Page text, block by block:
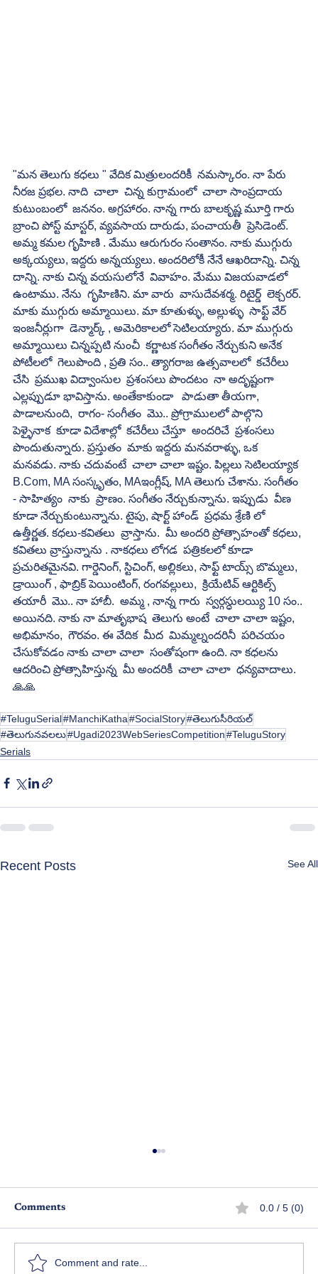
"మన తెలుగు కధలు " వేదిక మిత్రులందరికీ  నమస్కారం. నా పేరు
నీరజ ప్రభల. నాది  చాలా  చిన్న కుగ్రామంలో  చాలా సాంప్రదాయ
కుటుంబంలో  జననం. అగ్రహారం. నాన్న గారు బాలకృష్ణ మూర్తి గారు
బ్రాంచి పోస్ట్ మాస్టర్, వ్యవసాయ దారుడు, పంచాయతీ  ప్రెసిడెంట్.
అమ్మ కమల గృహిణి . మేము ఆరుగురం సంతానం. నాకు ముగ్గురు
అక్కయ్యలు, ఇద్దరు అన్నయ్యలు. అందరిలోకీ నేనే ఆఖరిదాన్ని. చిన్న
దాన్ని. నాకు చిన్న వయసులోనే  వివాహం. మేము విజయవాడలో
ఉంటాము. నేను  గృహిణిని. మా వారు  వాసుదేవశర్మ. రిటైర్డ్  లెక్చరర్.
మాకు ముగ్గురు అమ్మాయిలు. మా కూతుళ్ళు, అల్లుళ్ళు  సాఫ్ట్ వేర్
ఇంజనీర్లుగా  డెన్మార్క్ , అమెరికాలలో సెటిలయ్యారు. మా ముగ్గురు
అమ్మాయిలు చిన్నప్పటి నుంచీ  కర్ణాటక సంగీతం నేర్చుకుని అనేక
పోటీలలో  గెలుపొంది , ప్రతి సం.. త్యాగరాజ ఉత్సవాలలో  కచేరీలు
చేసి  ప్రముఖ విద్వాంసుల  ప్రశంసలు పొందటం  నా అదృష్టంగా
ఎల్లప్పుడూ భావిస్తాను. అంతేకాకుండా   పాడుతా తీయగా,
పాడాలనుంది,  రాగం- సంగీతం  మొ.. ప్రోగ్రాములలో పాల్గొని
పెళ్ళైనాక  కూడా విదేశాల్లో  కచేరీలు చేస్తూ  అందరిచే  ప్రశంసలు
పొందుతున్నారు. ప్రస్తుతం  మాకు ఇద్దరు మనవరాళ్ళు, ఒక
మనవడు. నాకు చదువంటే  చాలా చాలా ఇష్టం. పిల్లలు సెటిలయ్యాక
B.Com, MA సంస్కృతం, MAఇంగ్లీష్, MA తెలుగు చేశాను. సంగీతం
- సాహిత్యం  నాకు  ప్రాణం. సంగీతం నేర్చుకున్నాను. ఇప్పుడు  వీణ
కూడా నేర్చుకుంటున్నాను. టైపు, షార్ట్ హాండ్  ప్రధమ శ్రేణి లో
ఉత్తీర్ణత. కధలు-కవితలు  వ్రాస్తాను.  మీ అందరి ప్రోత్సాహంతో కధలు,
కవితలు వ్రాస్తున్నాను . నాకధలు లోగడ  పత్రికలలో కూడా
ప్రచురితమైనవి. గార్డెనింగ్, స్టిచింగ్, అల్లికలు, సాఫ్ట్ టాయ్స్ బొమ్మలు,
డ్రాయింగ్ , ఫాబ్రిక్ పెయింటింగ్, రంగవల్లులు,  క్రియేటివ్ ఆర్టికిల్స్
తయారీ  మొ.. నా హాబీ.  అమ్మ , నాన్న గారు  స్వర్గస్ధులయ్యి 10 సం..
అయినది. నాకు నా మాతృభాష  తెలుగు అంటే  చాలా చాలా ఇష్టం,
అభిమానం‌,  గౌరవం. ఈ వేదిక  మీద  మిమ్మల్నందరినీ  పరిచయం
చేసుకోవడం నాకు చాలా చాలా  సంతోషంగా ఉంది. నా కధలను
ఆదరించి ప్రోత్సాహిస్తున్న  మీ అందరికీ  చాలా చాలా  ధన్యవాదాలు.
🙏🙏
#TeluguSerial#ManchiKatha#SocialStory#తెలుగుసీరియల్
#తెలుగునవలలు#Ugadi2023WebSeriesCompetition#TeluguStory
Serials
Recent Posts See All
సంచిక పొంగింది - ఎపిసోడ్ 1
Comments 0.0 / 5 (0)
Comment and rate...